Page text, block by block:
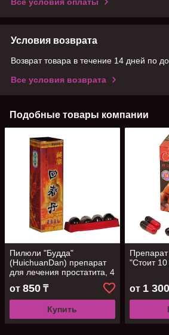
Условия возврата
Возврат товара в течение 14 дней по
Все условия возврата
Подобные товары компании
Пилюли "Будда"
(HuichuanDan) препарат
для лечения простатита, 4
от 850 ₸
Купить
"Стоит
от 1 300